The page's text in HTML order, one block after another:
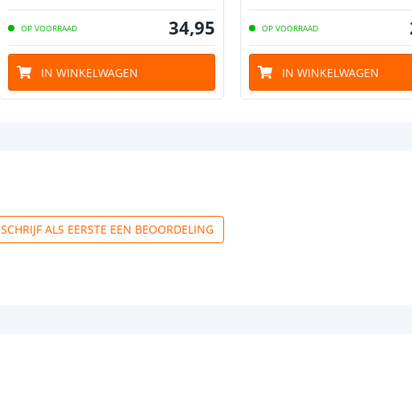
OP VOORRAAD 34,95
IN WINKELWAGEN
OP VOORRAAD
IN WINKELWAGEN
SCHRIJF ALS EERSTE EEN BEOORDELING